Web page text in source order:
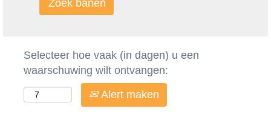
Selecteer hoe vaak (in dagen) u een
waarschuwing wilt ontvangen:
Alert maken